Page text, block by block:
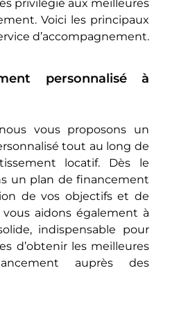
privilégié aux meilleures
Voici les principaux
d’accompagnement.
personnalisé à
vous proposons un
tout au long de
locatif. Dès le
un plan de financement
de vos objectifs et de
aidons également à
indispensable pour
d’obtenir les meilleures
auprès des